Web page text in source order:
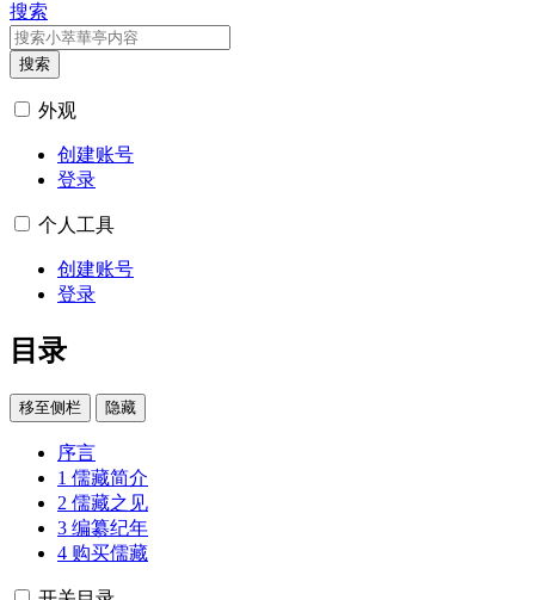
搜索
搜索
外观
创建账号
登录
个人工具
创建账号
登录
目录
移至侧栏 隐藏
序言
1 儒藏简介
2 儒藏之见
3 编纂纪年
4 购买儒藏